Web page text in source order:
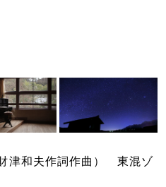
津和夫作詞作曲） 東混ゾ